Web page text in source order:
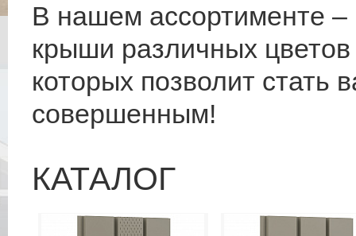
В нашем ассортименте
крыши различных цветов
которых позволит
совершенным!
КАТАЛОГ